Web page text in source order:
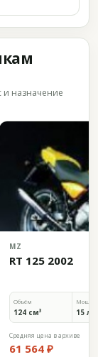
назначение
MZ
RT 125 2002
Объём
124 см³ 15
Средняя цена в архиве
61 564 ₽